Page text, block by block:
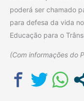
poderá ser chamado
para defesa da vida
Educação para o
(Com informações do